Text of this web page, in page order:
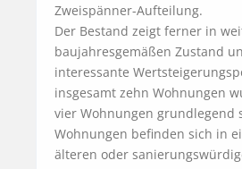
Zweispänner-Aufteilung.
Der Bestand zeigt ferner in
baujahresgemäßen Zustand
interessante
insgesamt zehn Wohnungen
vier Wohnungen grundlegend
Wohnungen befinden sich in
älteren oder